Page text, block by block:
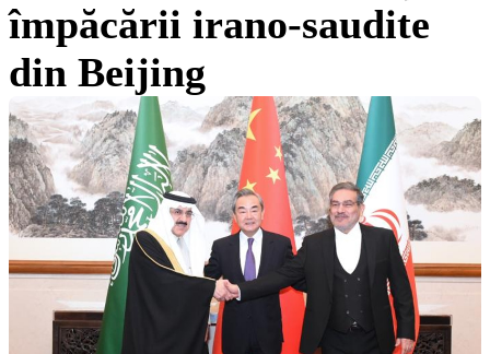
împăcării irano-saudite
din Beijing